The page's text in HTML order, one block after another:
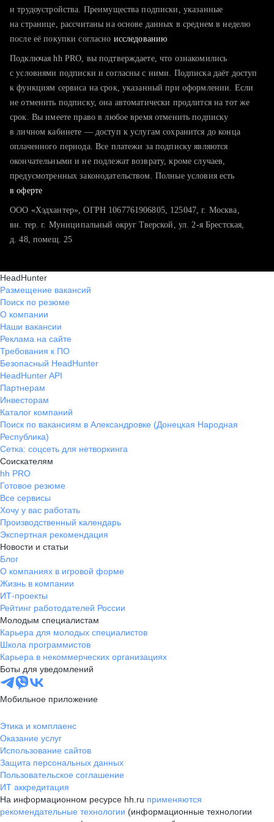
тратите много времени на поиск и вручную поднимаете
хотите сравнить себя с конкурентами и оценить шансы
и трудоустройства. Преимущества подписки, указанные
на странице, рассчитаны на основе данных в среднем в неделю
после её покупки согласно исследованию
Подключая hh PRO, вы подтверждаете, что ознакомились
с условиями подписки и согласны с ними. Подписка даёт доступ
к функциям сервиса на срок, указанный при оформлении. Если
не отменить подписку, она автоматически продлится на тот же
срок. Вы имеете право в любое время отменить подписку
в личном кабинете — доступ к услугам сохранится до конца
оплаченного периода. Все платежи за подписку являются
окончательными и не подлежат возврату, кроме случаев,
предусмотренных законодательством. Полные условия есть
в оферте
ООО «Хэдхантер», ОГРН 1067761906805, 125047, г. Москва,
вн. тер. г. Муниципальный округ Тверской, ул. 2-я Брестская,
д. 48, помещ. 25
HeadHunter
Размещение вакансий
Поиск по резюме
О компании
Наши вакансии
Реклама на сайте
Требования к ПО
Безопасный HeadHunter
HeadHunter API
Партнерам
Инвесторам
Каталог компаний
Поиск по вакансиям в Александровке (Донецкая Народная
Республика)
Сетка: соцсеть для нетворкинга
Соискателям
hh PRO
Готовое резюме
Все сервисы
Хочу у вас работать
Производственный календарь
Экспертная рекомендация
Новости и статьи
Блог
О компаниях в игровой форме
Жизнь в компании
ИТ-проекты
Рейтинг работодателей России
Молодым специалистам
Карьера для молодых специалистов
Школа программистов
Карьера в некоммерческих организациях
Боты для уведомлений
Мобильное приложение
Этика и комплаенс
Оказание услуг
Использование сайтов
Защита персональных данных
Пользовательское соглашение
ИТ аккредитация
На информационном ресурсе hh.ru применяются
рекомендательные технологии (информационные технологии